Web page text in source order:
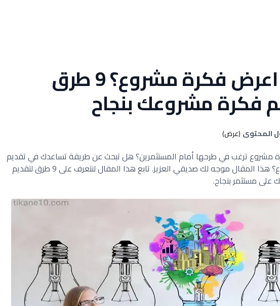
كيف اعرض فكرة مشروع؟ 9 طرق
فكرة مشروعك بنجاح
المحتوى (عرض)
مشروع ترغب في طرحها أمام المستثمرين؟ هل تبحث عن طريقة تساعدك في تقديم
فكرة المشروع؟ هذا المقال موجه لك صديقي العزيز. تابع هذا المقال لنتعرف على 9 طرق لتقديم
مستثمر بنجاح.